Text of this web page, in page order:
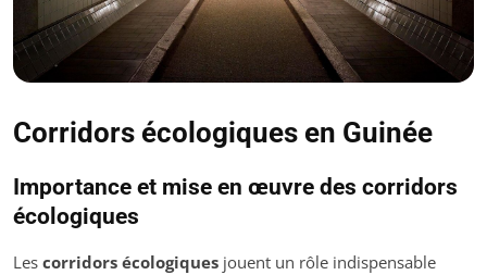
Corridors écologiques en Guinée
Importance et mise en œuvre des corridors
écologiques
Les corridors écologiques jouent un rôle indispensable